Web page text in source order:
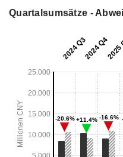
Quartalsumsätze -